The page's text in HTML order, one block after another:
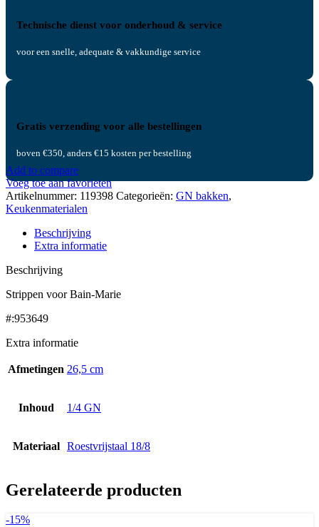
Technische dienst voor onderhoud & service
voor een snelle, adequate & vakkundige service
Gratis verzending voor alle bestellingen
boven €350, anders €15 kosten per bestelling
Add to compare
Voeg toe aan favorieten
Artikelnummer: 119398 Categorieën: GN bakken,
Keukenmaterialen
Beschrijving
Extra informatie
Beschrijving
Strippen voor Bain-Marie
#:953649
Extra informatie
Afmetingen 26,5 cm
Inhoud 1/4 GN
Materiaal Roestvrijstaal 18/8
Gerelateerde producten
-15%